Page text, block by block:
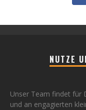
NUTZE
Unser Team findet für
und an engagierten